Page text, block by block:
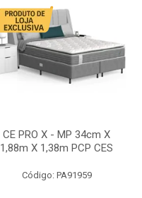
CE PRO X - MP 34cm X
1,88m X 1,38m PCP CES
Código: PA91959